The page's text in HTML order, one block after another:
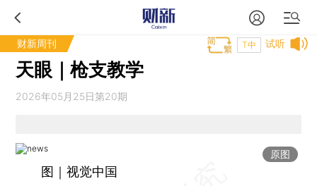
财新周刊 试听
T中
天眼｜枪支教学
2026年05月25日第20期
原图
图｜视觉中国